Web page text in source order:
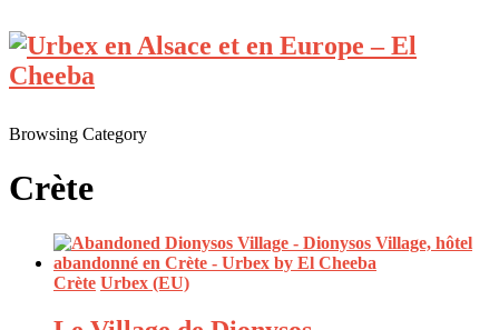
Browsing Category
Crète
Crète Urbex (EU)